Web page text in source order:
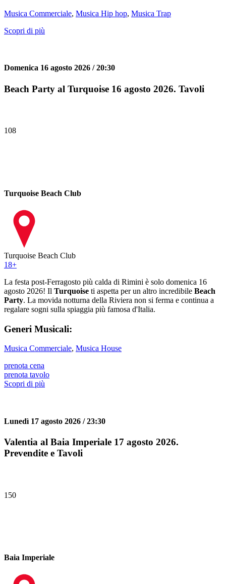
Musica Commerciale, Musica Hip hop, Musica Trap
Scopri di più
Domenica 16 agosto 2026 / 20:30
Beach Party al Turquoise 16 agosto 2026. Tavoli
108
Turquoise Beach Club
Turquoise Beach Club
18+
La festa post-Ferragosto più calda di Rimini è solo domenica 16
agosto 2026! Il Turquoise ti aspetta per un altro incredibile Beach
Party. La movida notturna della Riviera non si ferma e continua a
regalare sogni sulla spiaggia più famosa d'Italia.
Generi Musicali:
Musica Commerciale, Musica House
prenota cena
prenota tavolo
Scopri di più
Lunedì 17 agosto 2026 / 23:30
Valentia al Baia Imperiale 17 agosto 2026.
Prevendite e Tavoli
150
Baia Imperiale